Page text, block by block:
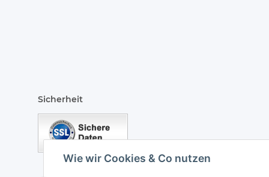
Wie wir Cookies & Co nutzen
Sicherheit